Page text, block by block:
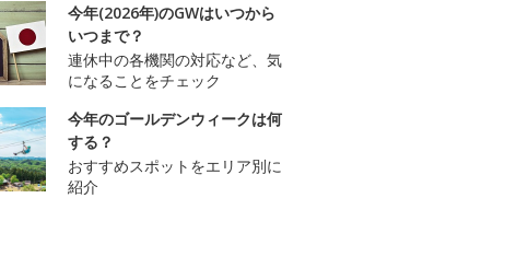
今年(2026年)のGWはいつから
いつまで？
連休中の各機関の対応など、気
になることをチェック
今年のゴールデンウィークは何
する？
おすすめスポットをエリア別に
紹介